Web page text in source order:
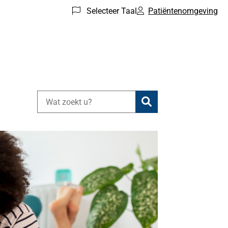
Selecteer Taal Patiëntenomgeving
Zoeken